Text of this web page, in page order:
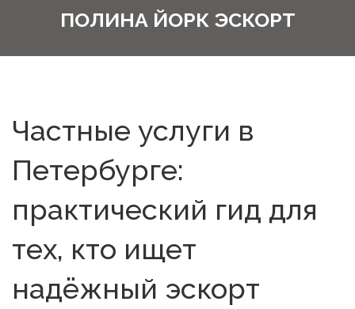
ПОЛИНА ЙОРК ЭСКОРТ
Частные услуги в
Петербурге:
практический гид для
тех, кто ищет
надёжный эскорт